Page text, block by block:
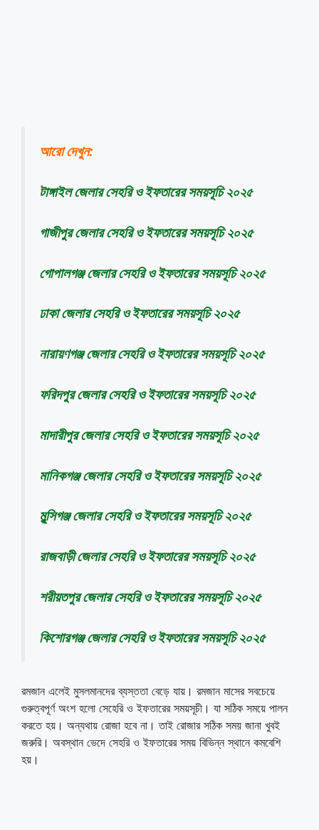
আরো দেখুন:
টাঙ্গাইল জেলার সেহরি ও ইফতারের সময়সূচি ২০২৫
গাজীপুর জেলার সেহরি ও ইফতারের সময়সূচি ২০২৫
গোপালগঞ্জ জেলার সেহরি ও ইফতারের সময়সূচি ২০২৫
ঢাকা জেলার সেহরি ও ইফতারের সময়সূচি ২০২৫
নারায়ণগঞ্জ জেলার সেহরি ও ইফতারের সময়সূচি ২০২৫
ফরিদপুর জেলার সেহরি ও ইফতারের সময়সূচি ২০২৫
মাদারীপুর জেলার সেহরি ও ইফতারের সময়সূচি ২০২৫
মানিকগঞ্জ জেলার সেহরি ও ইফতারের সময়সূচি ২০২৫
মুন্সিগঞ্জ জেলার সেহরি ও ইফতারের সময়সূচি ২০২৫
রাজবাড়ী জেলার সেহরি ও ইফতারের সময়সূচি ২০২৫
শরীয়তপুর জেলার সেহরি ও ইফতারের সময়সূচি ২০২৫
কিশোরগঞ্জ জেলার সেহরি ও ইফতারের সময়সূচি ২০২৫
রমজান এলেই মুসলমানদের ব্যস্ততা বেড়ে যায়। রমজান মাসের সবচেয়ে
গুরুত্বপূর্ণ অংশ হলো সেহেরি ও ইফতারের সময়সূচী। যা সঠিক সময়ে পালন
করতে হয়। অন্যথায় রোজা হবে না। তাই রোজার সঠিক সময় জানা খুবই
জরুরি। অবস্থান ভেদে সেহরি ও ইফতারের সময় বিভিন্ন স্থানে কমবেশি
হয়।